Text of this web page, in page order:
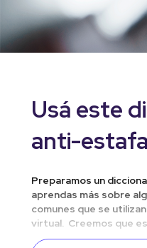
Usá este
anti-
Preparamos un
aprendas más sobre
comunes que se
virtual. Creemos que